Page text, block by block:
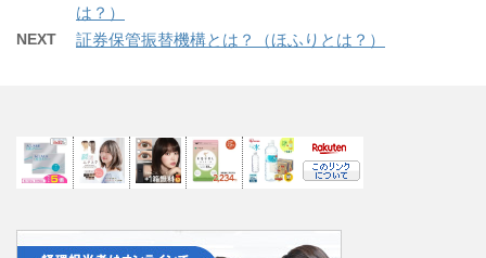
は？）
NEXT 証券保管振替機構とは？（ほふりとは？）